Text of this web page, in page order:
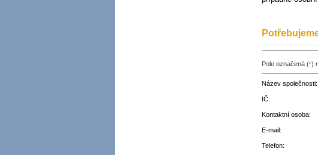
Pole označená (*)
Název společnosti:
IČ:
Kontaktní osoba:
E-mail:
Telefon: